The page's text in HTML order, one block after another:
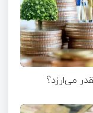
می‌ارزد؟